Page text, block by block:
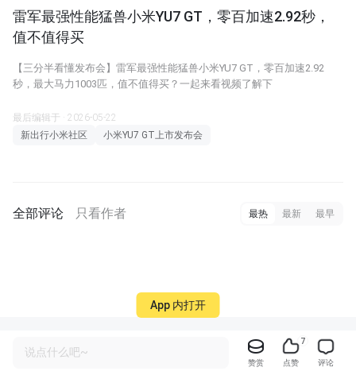
雷军最强性能猛兽小米YU7 GT，零百加速2.92秒，
值不值得买
【三分半看懂发布会】雷军最强性能猛兽小米YU7 GT，零百加速2.92
秒，最大马力1003匹，值不值得买？一起来看视频了解下
最后编辑于 · 2026-05-22
新出行小米社区
小米YU7 GT上市发布会
全部评论 只看作者 最热 最新 最早
说点什么吧~
赞赏
7
点赞 评论
App 内打开